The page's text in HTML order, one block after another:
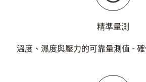
精準量測
溫度、濕度與壓力的可靠量測值 -